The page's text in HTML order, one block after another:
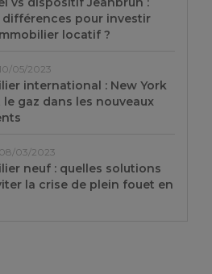
différences pour investir
locatif ?
05/2023
international : New York
gaz dans les nouveaux
03/2023
neuf : quelles solutions
la crise de plein fouet en